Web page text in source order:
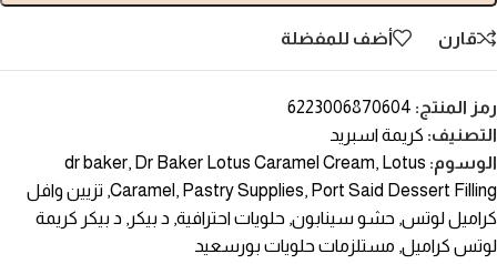
قارن أضف للمفضلة
رمز المنتج: 6223006870604
التصنيف: كريمة اسبريد
الوسوم:
dr baker, Dr Baker Lotus Caramel Cream, Lotus
Caramel , Pastry Supplies, Port Said Dessert Filling
, تزيين وافل
كراميل لوتس, حشو سينابون, حلويات احترافية, د بيكر, د بيكر كريمة
لوتس كراميل, مستلزمات حلويات بورسعيد